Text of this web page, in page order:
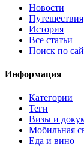
Новости
Путешествия
История
Все статьи
Поиск по
Информация
Категории
Теги
Визы и
Мобильная
Еда и вино